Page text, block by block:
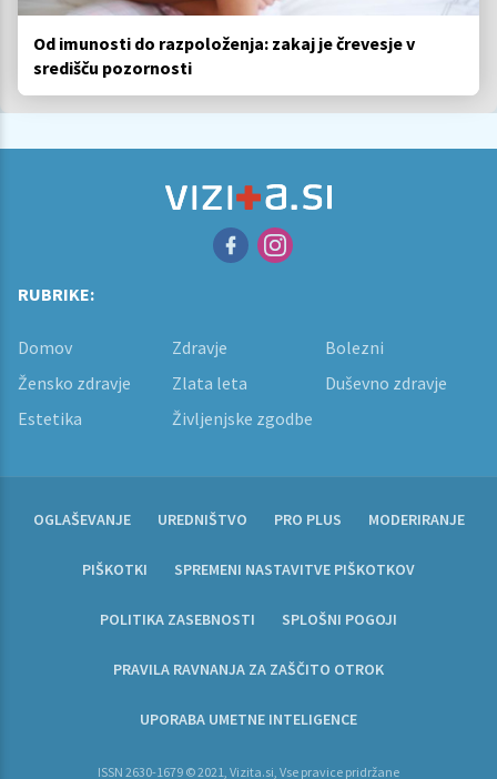
Od imunosti do razpoloženja: zakaj je črevesje v
središču pozornosti
RUBRIKE:
Domov Zdravje
Bolezni
Žensko zdravje
Zlata leta
Duševno zdravje
Estetika
Življenjske zgodbe
OGLAŠEVANJE UREDNIŠTVO PRO PLUS MODERIRANJE
PIŠKOTKI SPREMENI NASTAVITVE PIŠKOTKOV
POLITIKA ZASEBNOSTI SPLOŠNI POGOJI
PRAVILA RAVNANJA ZA ZAŠČITO OTROK
UPORABA UMETNE INTELIGENCE
ISSN 2630-1679 © 2021, Vizita.si, Vse pravice pridržane